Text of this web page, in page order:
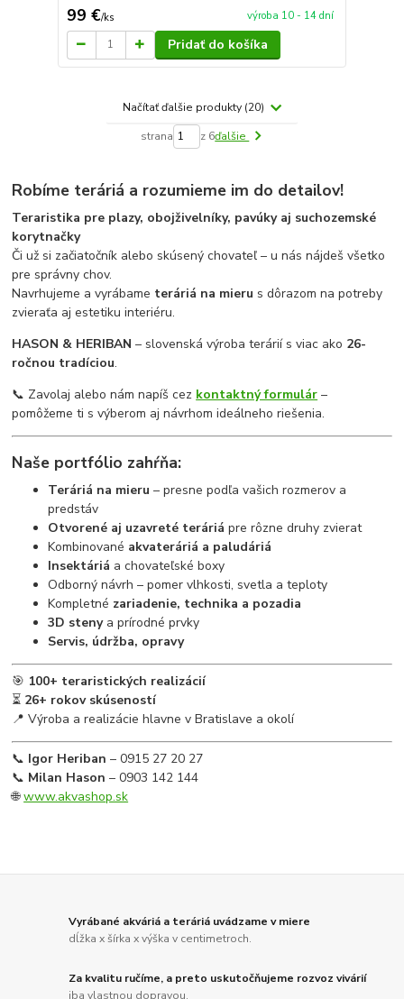
99 €/ks výroba 10 - 14 dní
Pridať do košíka
Načítať ďalšie produkty (20)
strana z 6ďalšie
Robíme teráriá a rozumieme im do detailov!
Teraristika pre plazy, obojživelníky, pavúky aj suchozemské
korytnačky
Či už si začiatočník alebo skúsený chovateľ – u nás nájdeš všetko
pre správny chov.
Navrhujeme a vyrábame teráriá na mieru s dôrazom na potreby
zvieraťa aj estetiku interiéru.
HASON & HERIBAN – slovenská výroba terárií s viac ako 26-
ročnou tradíciou.
📞 Zavolaj alebo nám napíš cez kontaktný formulár –
pomôžeme ti s výberom aj návrhom ideálneho riešenia.
Naše portfólio zahŕňa:
Teráriá na mieru – presne podľa vašich rozmerov a
predstáv
Otvorené aj uzavreté teráriá pre rôzne druhy zvierat
Kombinované akvateráriá a paludáriá
Insektáriá a chovateľské boxy
Odborný návrh – pomer vlhkosti, svetla a teploty
Kompletné zariadenie, technika a pozadia
3D stenya prírodné prvky
Servis, údržba, opravy
🎯 100+ teraristických realizácií
⏳ 26+ rokov skúseností
📍 Výroba a realizácie hlavne v Bratislave a okolí
📞 Igor Heriban – 0915 27 20 27
📞 Milan Hason – 0903 142 144
🌐www.akvashop.sk
Vyrábané akváriá a teráriá uvádzame v miere
dĺžka x šírka x výška v centimetroch.
Za kvalitu ručíme, a preto uskutočňujeme rozvoz vivárií
iba vlastnou dopravou.